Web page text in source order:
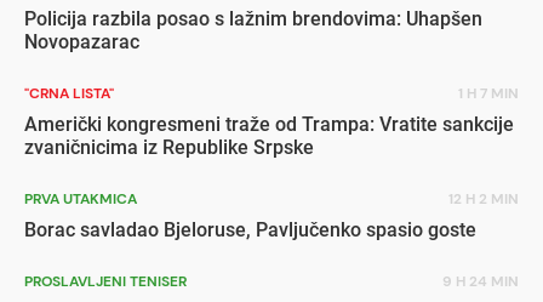
Policija razbila posao s lažnim brendovima: Uhapšen
Novopazarac
"CRNA LISTA" 1 H 7 MIN
Američki kongresmeni traže od Trampa: Vratite sankcije
zvaničnicima iz Republike Srpske
PRVA UTAKMICA 12 H 2 MIN
Borac savladao Bjeloruse, Pavljučenko spasio goste
PROSLAVLJENI TENISER 9 H 24 MIN